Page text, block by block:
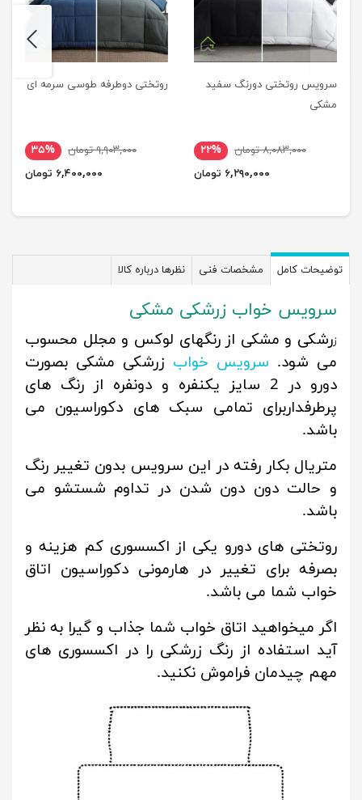
سرویس روتختی دورنگ سفید
مشکی
۸,۰۸۳,۰۰۰ تومان
۲۲%
۶,۲۹۰,۰۰۰ تومان
روتختی دوطرفه طوسی سرمه ای
۹,۹۰۳,۰۰۰ تومان
۳۵%
۶,۴۰۰,۰۰۰ تومان
previus
توضیحات کامل مشخصات فنی نظرها درباره کالا
سرویس خواب زرشکی مشکی
زرشکی و مشکی از رنگهای لوکس و مجلل محسوب
می شود. سرویس خواب زرشکی مشکی بصورت
دورو در 2 سایز یکنفره و دونفره از رنگ های
پرطرفداربرای تمامی سبک های دکوراسیون می
باشد.
متریال بکار رفته در این سرویس بدون تغییر رنگ
و حالت دون دون شدن در تداوم شستشو می
باشد.
روتختی های دورو یکی از اکسسوری کم هزینه و
بصرفه برای تغییر در هارمونی دکوراسیون اتاق
خواب شما می باشد.
اگر میخواهید اتاق خواب شما جذاب و گیرا به نظر
آید استفاده از رنگ زرشکی را در اکسسوری های
مهم چیدمان فراموش نکنید.